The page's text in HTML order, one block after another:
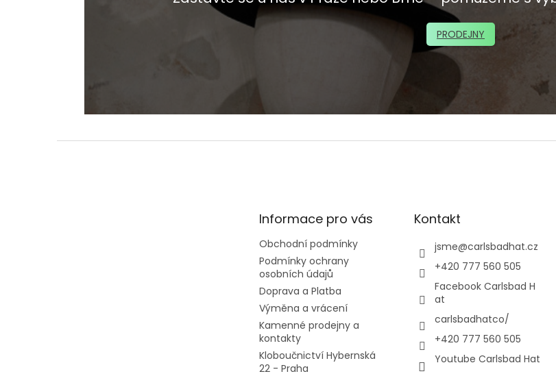
PRODEJNY
Informace pro vás
Obchodní podmínky
Podmínky ochrany
osobních údajů
Doprava a Platba
Výměna a vrácení
Kamenné prodejny a
kontakty
Kloboučnictví Hybernská
22 - Praha
Kontakt
jsme@carlsbadhat.cz
+420 777 560 505
Facebook Carlsbad H
at
carlsbadhatco/
+420 777 560 505
Youtube Carlsbad Hat